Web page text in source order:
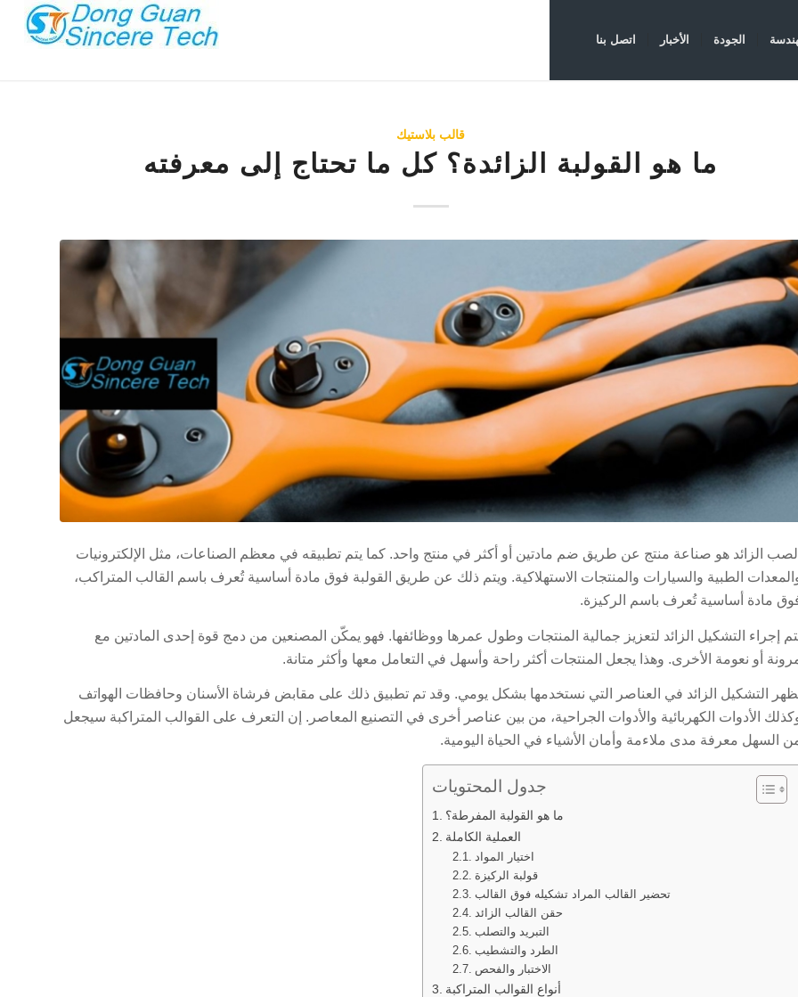
الجودة الأخبار اتصل بنا
قالب بلاستيك
ما هو القولبة الزائدة؟ كل ما تحتاج إلى معرفته
الصب الزائد هو صناعة منتج عن طريق ضم مادتين أو أكثر في منتج واحد. كما يتم تطبيقه في معظم الصناعات، مثل الإلكترونيات
الطبية والسيارات والمنتجات الاستهلاكية. ويتم ذلك عن طريق القولبة فوق مادة أساسية تُعرف باسم القالب المتراكب،
مادة أساسية تُعرف باسم الركيزة.
إجراء التشكيل الزائد لتعزيز جمالية المنتجات وطول عمرها ووظائفها. فهو يمكّن المصنعين من دمج قوة إحدى المادتين مع
أو نعومة الأخرى. وهذا يجعل المنتجات أكثر راحة وأسهل في التعامل معها وأكثر متانة.
التشكيل الزائد في العناصر التي نستخدمها بشكل يومي. وقد تم تطبيق ذلك على مقابض فرشاة الأسنان وحافظات الهواتف
الأدوات الكهربائية والأدوات الجراحية، من بين عناصر أخرى في التصنيع المعاصر. إن التعرف على القوالب المتراكبة سيجعل
السهل معرفة مدى ملاءمة وأمان الأشياء في الحياة اليومية.
جدول المحتويات
ما هو القولبة المفرطة؟
العملية الكاملة
اختيار المواد
قولبة الركيزة
تحضير القالب المراد تشكيله فوق القالب
حقن القالب الزائد
التبريد والتصلب
الطرد والتشطيب
الاختبار والفحص
أنواع القوالب المتراكبة